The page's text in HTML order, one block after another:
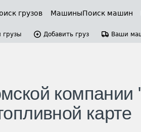
грузов МашиныПоиск машин
грузы Добавить груз Ваши
карте